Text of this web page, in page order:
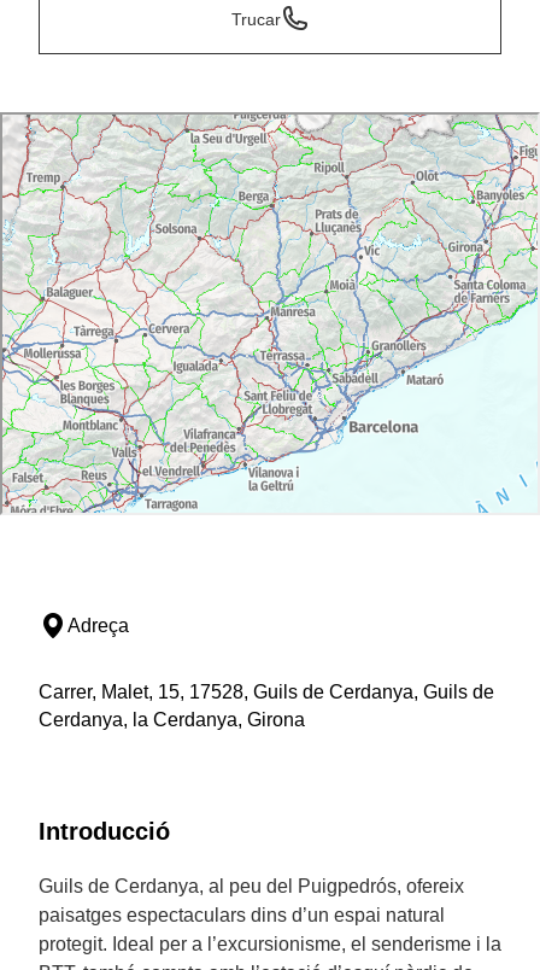
Trucar
Adreça
Carrer, Malet, 15, 17528, Guils de Cerdanya, Guils de
Cerdanya, la Cerdanya, Girona
Introducció
Guils de Cerdanya, al peu del Puigpedrós, ofereix
paisatges espectaculars dins d’un espai natural
protegit. Ideal per a l’excursionisme, el senderisme i la